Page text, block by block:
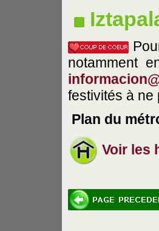
notamment
festivités à ne
Plan du
Voir les